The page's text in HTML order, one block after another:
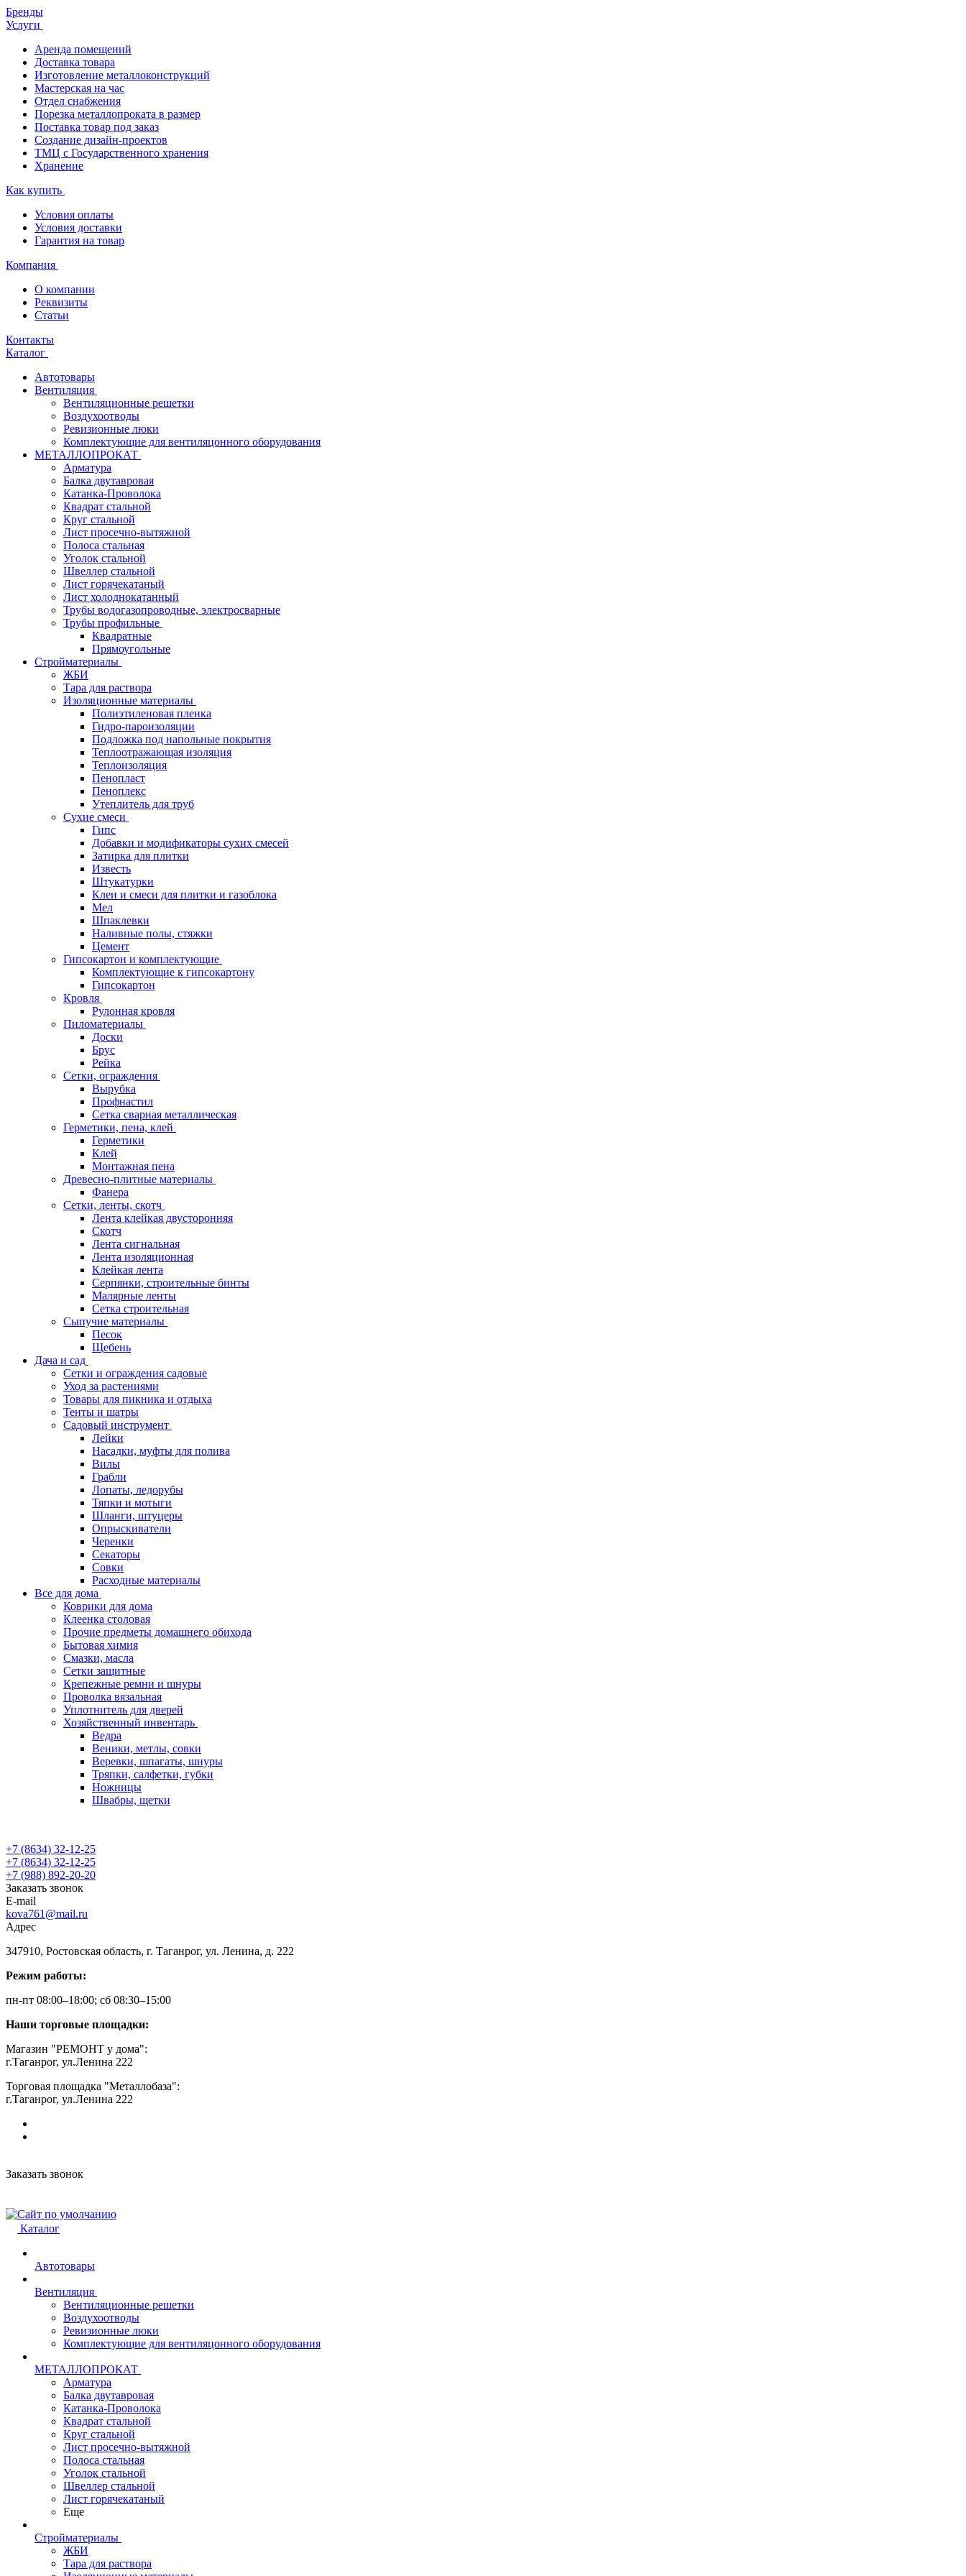
Бренды
Услуги
Аренда помещений
Доставка товара
Изготовление металлоконструкций
Мастерская на час
Отдел снабжения
Порезка металлопроката в размер
Поставка товар под заказ
Создание дизайн-проектов
ТМЦ с Государственного хранения
Хранение
Как купить
Условия оплаты
Условия доставки
Гарантия на товар
Компания
О компании
Реквизиты
Статьи
Контакты
Каталог
Автотовары
Вентиляция
Вентиляционные решетки
Воздухоотводы
Ревизионные люки
Комплектующие для вентиляцонного оборудования
МЕТАЛЛОПРОКАТ
Арматура
Балка двутавровая
Катанка-Проволока
Квадрат стальной
Круг стальной
Лист просечно-вытяжной
Полоса стальная
Уголок стальной
Швеллер стальной
Лист горячекатаный
Лист холоднокатанный
Трубы водогазопроводные, электросварные
Трубы профильные
Квадратные
Прямоугольные
Стройматериалы
ЖБИ
Тара для раствора
Изоляционные материалы
Полиэтиленовая пленка
Гидро-пароизоляции
Подложка под напольные покрытия
Теплоотражающая изоляция
Теплоизоляция
Пенопласт
Пеноплекс
Утеплитель для труб
Сухие смеси
Гипс
Добавки и модификаторы сухих смесей
Затирка для плитки
Известь
Штукатурки
Клеи и смеси для плитки и газоблока
Мел
Шпаклевки
Наливные полы, стяжки
Цемент
Гипсокартон и комплектующие
Комплектующие к гипсокартону
Гипсокартон
Кровля
Рулонная кровля
Пиломатериалы
Доски
Брус
Рейка
Сетки, ограждения
Вырубка
Профнастил
Сетка сварная металлическая
Герметики, пена, клей
Герметики
Клей
Монтажная пена
Древесно-плитные материалы
Фанера
Сетки, ленты, скотч
Лента клейкая двусторонняя
Скотч
Лента сигнальная
Лента изоляционная
Клейкая лента
Серпянки, строительные бинты
Малярные ленты
Сетка строительная
Сыпучие материалы
Песок
Щебень
Дача и сад
Сетки и ограждения садовые
Уход за растениями
Товары для пикника и отдыха
Тенты и шатры
Садовый инструмент
Лейки
Насадки, муфты для полива
Вилы
Грабли
Лопаты, ледорубы
Тяпки и мотыги
Шланги, штуцеры
Опрыскиватели
Черенки
Секаторы
Совки
Расходные материалы
Все для дома
Коврики для дома
Клеенка столовая
Прочие предметы домашнего обихода
Бытовая химия
Смазки, масла
Сетки защитные
Крепежные ремни и шнуры
Проволка вязальная
Уплотнитель для дверей
Хозяйственный инвентарь
Ведра
Веники, метлы, совки
Веревки, шпагаты, шнуры
Тряпки, салфетки, губки
Ножницы
Швабры, щетки
+7 (8634) 32-12-25
+7 (8634) 32-12-25
+7 (988) 892-20-20
Заказать звонок
E-mail
kova761@mail.ru
Адрес
347910, Ростовская область, г. Таганрог, ул. Ленина, д. 222
Режим работы:
пн-пт 08:00–18:00; сб 08:30–15:00
Наши торговые площадки:
Магазин "РЕМОНТ у дома":
г.Таганрог, ул.Ленина 222
Торговая площадка "Металлобаза":
г.Таганрог, ул.Ленина 222
Заказать звонок
Каталог
Автотовары
Вентиляция
Вентиляционные решетки
Воздухоотводы
Ревизионные люки
Комплектующие для вентиляцонного оборудования
МЕТАЛЛОПРОКАТ
Арматура
Балка двутавровая
Катанка-Проволока
Квадрат стальной
Круг стальной
Лист просечно-вытяжной
Полоса стальная
Уголок стальной
Швеллер стальной
Лист горячекатаный
Еще
Стройматериалы
ЖБИ
Тара для раствора